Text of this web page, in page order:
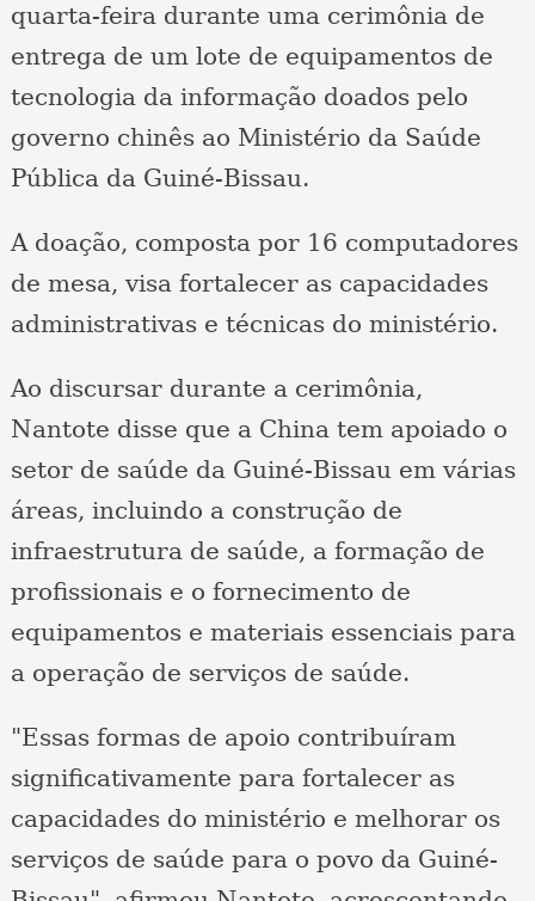
quarta-feira durante uma cerimônia de
entrega de um lote de equipamentos de
tecnologia da informação doados pelo
governo chinês ao Ministério da Saúde
Pública da Guiné-Bissau.
A doação, composta por 16 computadores
de mesa, visa fortalecer as capacidades
administrativas e técnicas do ministério.
Ao discursar durante a cerimônia,
Nantote disse que a China tem apoiado o
setor de saúde da Guiné-Bissau em várias
áreas, incluindo a construção de
infraestrutura de saúde, a formação de
profissionais e o fornecimento de
equipamentos e materiais essenciais para
a operação de serviços de saúde.
"Essas formas de apoio contribuíram
significativamente para fortalecer as
capacidades do ministério e melhorar os
serviços de saúde para o povo da Guiné-